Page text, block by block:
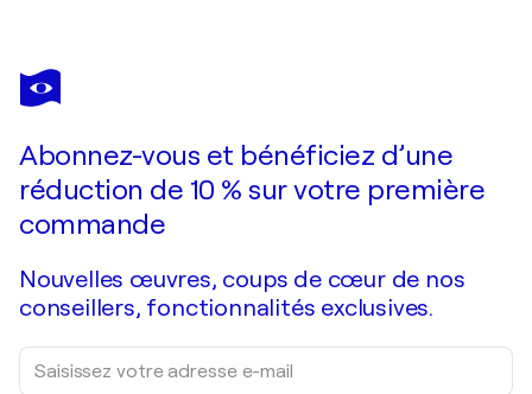
Abonnez-vous et bénéficiez d’une
réduction de 10 % sur votre première
commande
Nouvelles œuvres, coups de cœur de nos
conseillers, fonctionnalités exclusives.